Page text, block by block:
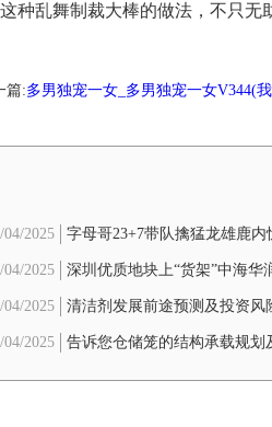
种乱舞制裁大棒的做法，不只无
篇:多男独宠一女_多男独宠一女V344(
04/2025
字母哥23+7带队擒猛龙雄鹿
04/2025
深圳优质地块上“货架”中海华
04/2025
清洁剂发展前途预测及投资
04/2025
告诉您仓储笼的结构承载规划